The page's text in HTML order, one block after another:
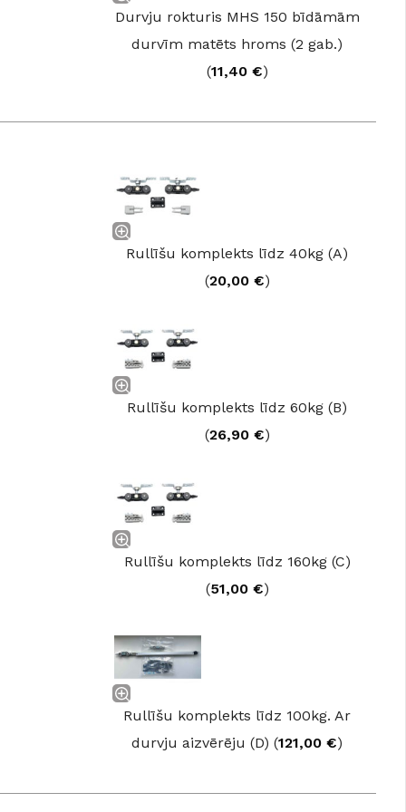
Grīdas segumi
Skatīt
Naturālas grīdas no masīvkoka
Parketa grīdas
Vinila grīdas
Grīdlīstes un aksesuāri
Durvju rokturis MHS 150 bīdāmām
durvīm matēts hroms (2 gab.)
(11,40 €)
Rullīšu komplekts līdz 40kg (A)
(20,00 €)
Rullīšu komplekts līdz 60kg (B)
(26,90 €)
Rullīšu komplekts līdz 160kg (C)
(51,00 €)
Rullīšu komplekts līdz 100kg. Ar
durvju aizvērēju (D) (121,00 €)